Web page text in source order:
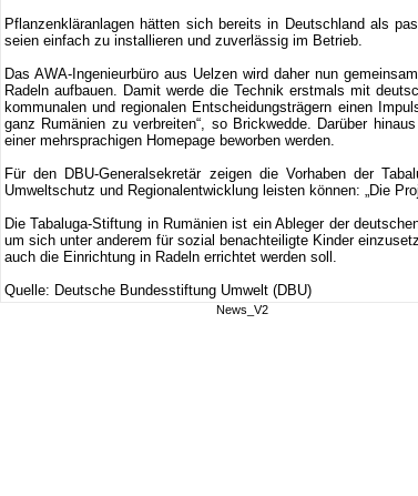
Pflanzenkläranlagen hätten sich bereits in Deutschland als
seien einfach zu installieren und zuverlässig im Betrieb.
Das AWA-Ingenieurbüro aus Uelzen wird daher nun
Radeln aufbauen. Damit werde die Technik erstmals mit
kommunalen und regionalen Entscheidungsträgern einen
ganz Rumänien zu verbreiten“, so Brickwedde. Darüber
einer mehrsprachigen Homepage beworben werden.
Für den DBU-Generalsekretär zeigen die Vorhaben der
Umweltschutz und Regionalentwicklung leisten können: „Die
Die Tabaluga-Stiftung in Rumänien ist ein Ableger der
um sich unter anderem für sozial benachteiligte Kinder
auch die Einrichtung in Radeln errichtet werden soll.
Quelle: Deutsche Bundesstiftung Umwelt (DBU)
News_V2